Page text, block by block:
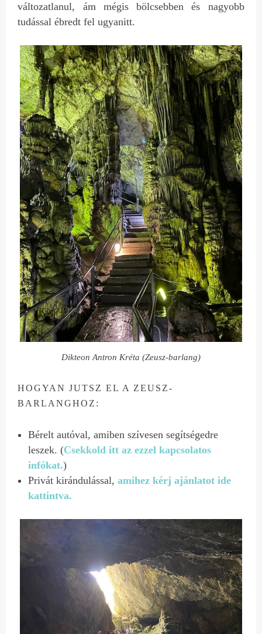
változatlanul, ám mégis bölcsebben és nagyobb
tudással ébredt fel ugyanitt.
Dikteon Antron Kréta (Zeusz-barlang)
HOGYAN JUTSZ EL A ZEUSZ-
BARLANGHOZ:
Bérelt autóval, amiben szívesen segítségedre
leszek. (Csekkold itt az ezzel kapcsolatos
infókat.)
Privát kirándulással,amihez kérj ajánlatot ide
kattintva.